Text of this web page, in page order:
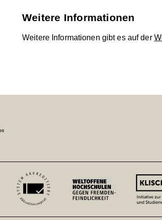
Weitere Informationen
Weitere Informationen gibt es auf der